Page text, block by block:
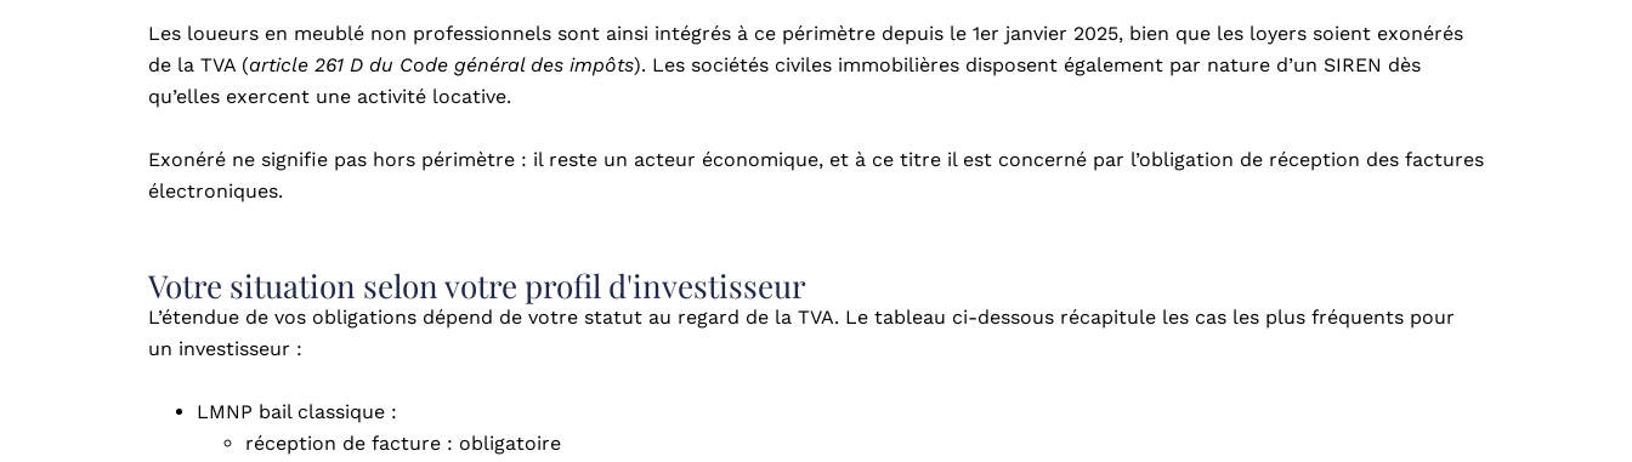
Les loueurs en meublé non professionnels sont ainsi intégrés à ce périmètre depuis le 1er janvier 2025, bien que les loyers soient exonérés
de la TVA (article 261 D du Code général des impôts). Les sociétés civiles immobilières disposent également par nature d’un SIREN dès
qu’elles exercent une activité locative.
Exonéré ne signifie pas hors périmètre : il reste un acteur économique, et à ce titre il est concerné par l’obligation de réception des factures
électroniques.
Votre situation selon votre profil d'investisseur
L’étendue de vos obligations dépend de votre statut au regard de la TVA. Le tableau ci-dessous récapitule les cas les plus fréquents pour
un investisseur :
LMNP bail classique :
réception de facture : obligatoire